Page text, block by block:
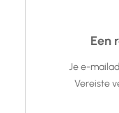
Een
Je e-
Vereiste